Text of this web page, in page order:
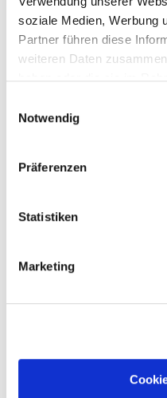
soziale Medien, Werbung
Partner führen diese
weiteren Daten
Notwendig
Präferenzen
Statistiken
Marketing
Tommyknockers –